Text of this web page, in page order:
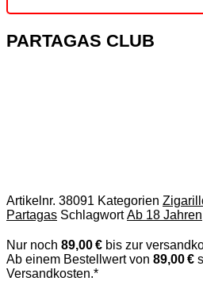
PARTAGAS CLUB
Artikelnr. 38091 Kategorien
Partagas Schlagwort Ab 18 Jahren
Nur noch 89,00 € bis zur
Ab einem Bestellwert von 89,00 €
Versandkosten.*